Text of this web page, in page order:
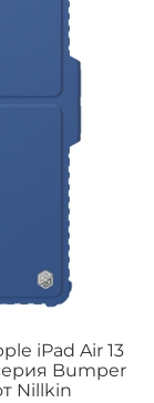
iPad Air 13
Bumper
Nillkin